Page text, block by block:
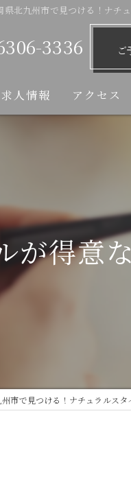
県北九州市で見つける！ナチ
3336 ご
求人情報 アクセス
が得意
市で見つける！ナチュラルス